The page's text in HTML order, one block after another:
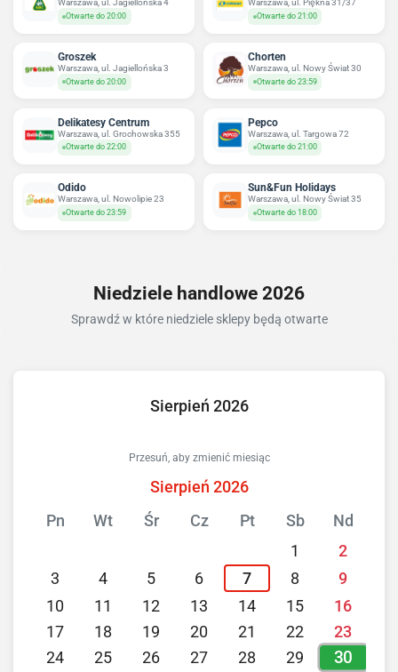
Warszawa, ul. Jagiellońska 4
Otwarte do 20:00
Warszawa, ul. Piękna 31/37
Otwarte do 21:00
Groszek
Warszawa, ul. Jagiellońska 3
Otwarte do 20:00
Chorten
Warszawa, ul. Nowy Świat 30
Otwarte do 23:59
Delikatesy Centrum
Warszawa, ul. Grochowska 355
Otwarte do 22:00
Pepco
Warszawa, ul. Targowa 72
Otwarte do 21:00
Odido
Warszawa, ul. Nowolipie 23
Otwarte do 23:59
Sun&Fun Holidays
Warszawa, ul. Nowy Świat 35
Otwarte do 18:00
Niedziele handlowe 2026
Sprawdź w które niedziele sklepy będą otwarte
Sierpień 2026
Przesuń, aby zmienić miesiąc
Sierpień 2026
Pn
Wt Śr Cz Pt Sb
Nd
1
2
3
4 5 6 7 8
9
10
11 12 13 14 15
16
17
18 19 20 21 22
23
24
25 26 27 28 29 30